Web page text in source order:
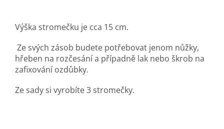
Výška stromečku je cca 15 cm.
Ze svých zásob budete potřebovat jenom nůžky,
hřeben na rozčesání a případně lak nebo škrob na
zafixování ozdůbky.
Ze sady si vyrobíte 3 stromečky.